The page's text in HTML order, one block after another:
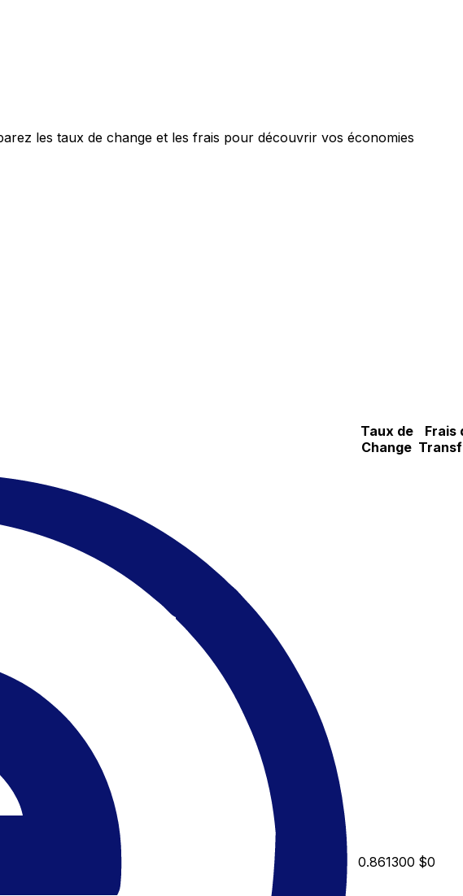
les taux de change et les frais pour découvrir vos économies
Taux de
Change
Frais
0.861300 $0